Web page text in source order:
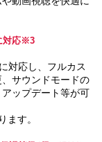
対応※3
対応し、フルカス
サウンドモードの
ップデート等が可
ます。